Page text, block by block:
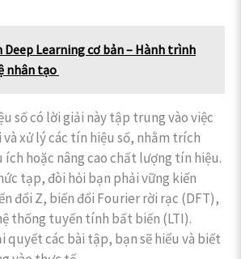
Deep Learning cơ bản – Hành trình
nhân tạo
số có lời giải này tập trung vào việc
xử lý các tín hiệu số, nhằm trích
hoặc nâng cao chất lượng tín hiệu.
tạp, đòi hỏi bạn phải vững kiến
đổi Z, biến đổi Fourier rời rạc (DFT),
thống tuyến tính bất biến (LTI).
quyết các bài tập, bạn sẽ hiểu và biết